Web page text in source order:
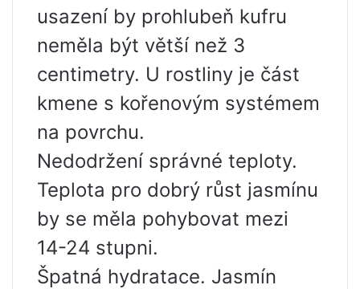
usazení by prohlubeň kufru
neměla být větší než 3
centimetry. U rostliny je část
kmene s kořenovým systémem
na povrchu.
Nedodržení správné teploty.
Teplota pro dobrý růst jasmínu
by se měla pohybovat mezi
14-24 stupni.
Špatná hydratace. Jasmín